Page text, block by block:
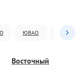
ЮВАО ЮАО
Восточный